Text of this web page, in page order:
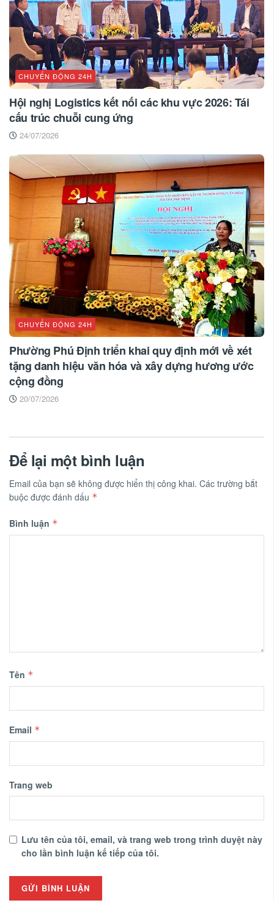
CHUYỂN ĐỘNG 24H
Hội nghị Logistics kết nối các khu vực 2026: Tái
cấu trúc chuỗi cung ứng
24/07/2026
CHUYỂN ĐỘNG 24H
Phường Phú Định triển khai quy định mới về xét
tặng danh hiệu văn hóa và xây dựng hương ước
cộng đồng
20/07/2026
Để lại một bình luận
Email của bạn sẽ không được hiển thị công khai. Các trường bắt
buộc được đánh dấu *
Bình luận *
Tên *
Email *
Trang web
Lưu tên của tôi, email, và trang web trong trình duyệt này
cho lần bình luận kế tiếp của tôi.